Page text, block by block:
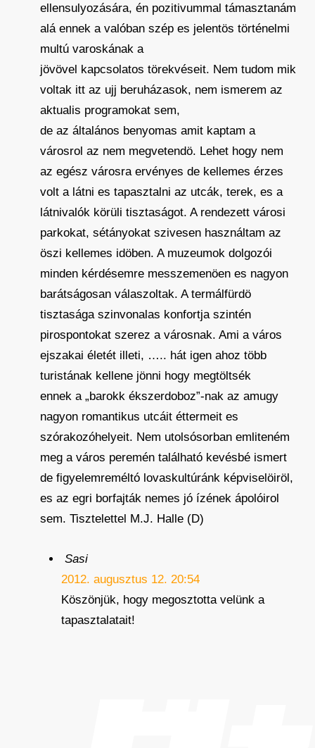
ellensulyozására, én pozitivummal támasztanám
alá ennek a valóban szép es jelentös történelmi
multú varoskának a
jövövel kapcsolatos törekvéseit. Nem tudom mik
voltak itt az ujj beruházasok, nem ismerem az
aktualis programokat sem,
de az általános benyomas amit kaptam a
városrol az nem megvetendö. Lehet hogy nem
az egész városra ervényes de kellemes érzes
volt a látni es tapasztalni az utcák, terek, es a
látnivalók körüli tisztaságot. A rendezett városi
parkokat, sétányokat szivesen használtam az
öszi kellemes idöben. A muzeumok dolgozói
minden kérdésemre messzemenöen es nagyon
barátságosan válaszoltak. A termálfürdö
tisztasága szinvonalas konfortja szintén
pirospontokat szerez a városnak. Ami a város
ejszakai életét illeti, ….. hát igen ahoz több
turistának kellene jönni hogy megtöltsék
ennek a „barokk ékszerdoboz”-nak az amugy
nagyon romantikus utcáit éttermeit es
szórakozóhelyeit. Nem utolsósorban emliteném
meg a város peremén található kevésbé ismert
de figyelemreméltó lovaskultúránk képviselöiröl,
es az egri borfajták nemes jó ízének ápolóirol
sem. Tisztelettel M.J. Halle (D)
Sasi
2012. augusztus 12. 20:54
Köszönjük, hogy megosztotta velünk a
tapasztalatait!